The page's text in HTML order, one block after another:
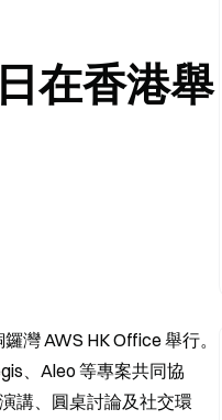
在香港舉
灣 AWS HK Office 舉行。
、Aleo 等專案共同協
講、圓桌討論及社交環